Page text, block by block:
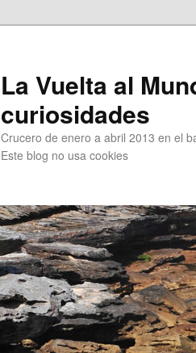
La Vuelta al
curiosidades
Crucero de enero a abril 2013 en el
Este blog no usa cookies